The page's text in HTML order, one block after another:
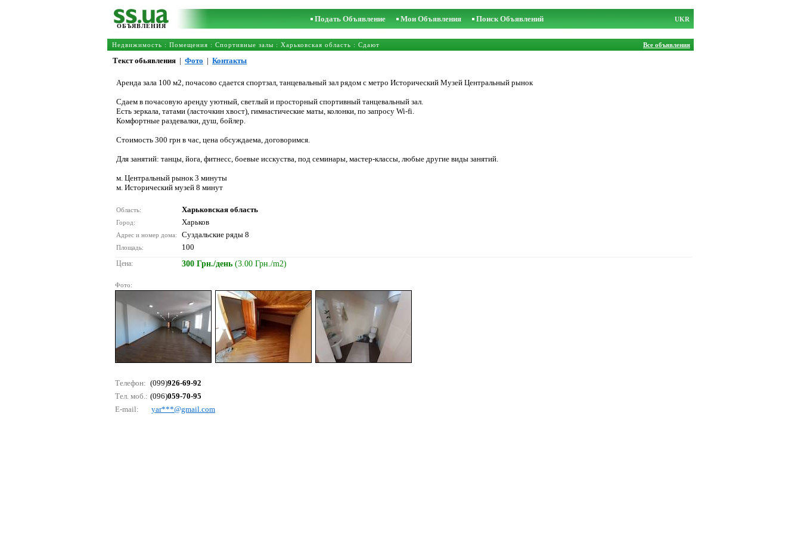
ОБЪЯВЛЕНИЯ
Подать Объявление Мои Объявления Поиск Объявлений UKR
Недвижимость : Помещения : Спортивные залы : Харьковская область : Сдают Все объявления
Текст обьявления | Фото | Контакты
Аренда зала 100 м2, почасово сдается спортзал, танцевальный зал рядом с метро Исторический Музей Центральный рынок
Сдаем в почасовую аренду уютный, светлый и просторный спортивный танцевальный зал.
Есть зеркала, татами (ласточкин хвост), гимнастические маты, колонки, по запросу Wi-fi.
Комфортные раздевалки, душ, бойлер.
Стоимость 300 грн в час, цена обсуждаема, договоримся.
Для занятий: танцы, йога, фитнесс, боевые исскуства, под семинары, мастер-классы, любые другие виды занятий.
м. Центральный рынок 3 минуты
м. Исторический музей 8 минут
Область: Харьковская область
Город: Харьков
Адрес и номер дома: Суздальские ряды 8
Площадь: 100
Цена: 300 Грн./день (3.00 Грн./m2)
Фото:
Телефон: (099)926-69-92
Тел. моб.: (096)059-70-95
E-mail:
yаr***@gmаil.соm